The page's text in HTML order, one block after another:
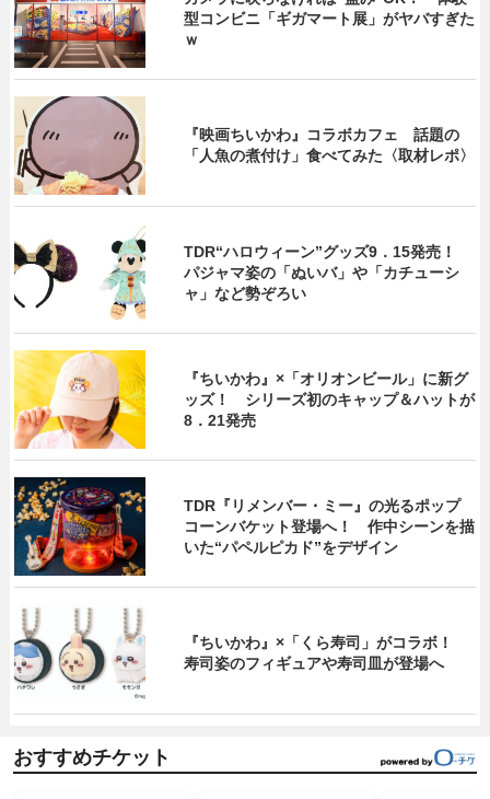
型コンビニ「ギガマート展」がヤバすぎた
ｗ
『映画ちいかわ』コラボカフェ 話題の
「人魚の煮付け」食べてみた〈取材レポ〉
TDR“ハロウィーン”グッズ9．15発売！
パジャマ姿の「ぬいバ」や「カチューシ
ャ」など勢ぞろい
『ちいかわ』×「オリオンビール」に新グ
ッズ！ シリーズ初のキャップ＆ハットが
8．21発売
TDR『リメンバー・ミー』の光るポップ
コーンバケット登場へ！ 作中シーンを描
いた“パペルピカド”をデザイン
『ちいかわ』×「くら寿司」がコラボ！
寿司姿のフィギュアや寿司皿が登場へ
おすすめチケット